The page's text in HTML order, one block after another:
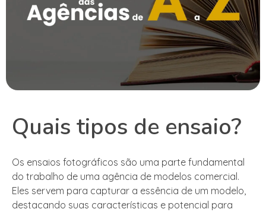
Quais tipos de ensaio?
Os ensaios fotográficos são uma parte fundamental
do trabalho de uma agência de modelos comercial.
Eles servem para capturar a essência de um modelo,
destacando suas características e potencial para